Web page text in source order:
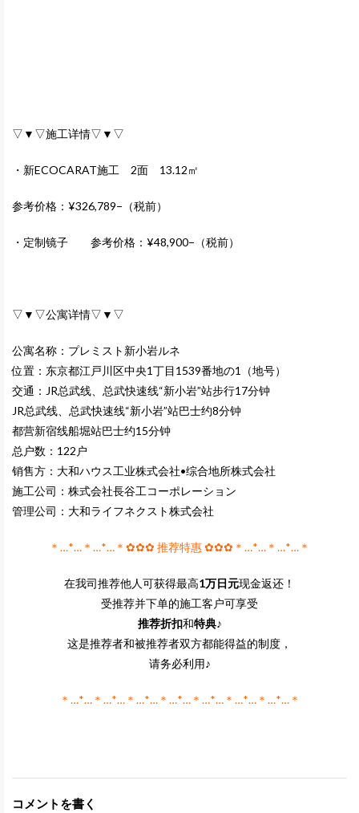
▽▼▽施工详情▽▼▽
・新ECOCARAT施工 2面 13.12㎡
参考价格：¥326,789−（税前）
・定制镜子 参考价格：¥48,900−（税前）
▽▼▽公寓详情▽▼▽
公寓名称：プレミスト新小岩ルネ
位置：东京都江戸川区中央1丁目1539番地の1（地号）
交通：JR总武线、总武快速线“新小岩”站步行17分钟
JR总武线、总武快速线“新小岩”站巴士约8分钟
都营新宿线船堀站巴士约15分钟
总户数：122户
销售方：大和ハウス工业株式会社•综合地所株式会社
施工公司：株式会社長谷工コーポレーション
管理公司：大和ライフネクスト株式会社
＊…*…＊…*…＊✿✿✿ 推荐特惠 ✿✿✿＊…*…＊…*…＊
在我司推荐他人可获得最高1万日元现金返还！
受推荐并下单的施工客户可享受
推荐折扣和特典♪
这是推荐者和被推荐者双方都能得益的制度，
请务必利用♪
＊…*…＊…*…＊…*…＊…*…＊…*…＊…*…＊…*…＊
コメントを書く